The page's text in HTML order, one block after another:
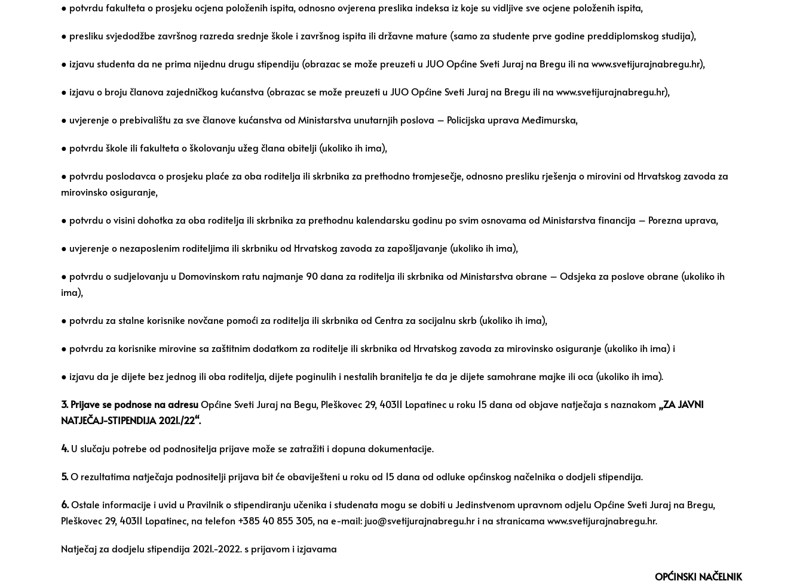
● potvrdu fakulteta o prosjeku ocjena položenih ispita, odnosno ovjerena preslika indeksa iz koje su vidljive sve ocjene položenih ispita,
● presliku svjedodžbe završnog razreda srednje škole i završnog ispita ili državne mature (samo za studente prve godine preddiplomskog studija),
● izjavu studenta da ne prima nijednu drugu stipendiju (obrazac se može preuzeti u JUO Općine Sveti Juraj na Bregu ili na www.svetijurajnabregu.hr),
● izjavu o broju članova zajedničkog kućanstva (obrazac se može preuzeti u JUO Općine Sveti Juraj na Bregu ili na www.svetijurajnabregu.hr),
● uvjerenje o prebivalištu za sve članove kućanstva od Ministarstva unutarnjih poslova – Policijska uprava Međimurska,
● potvrdu škole ili fakulteta o školovanju užeg člana obitelji (ukoliko ih ima),
● potvrdu poslodavca o prosjeku plaće za oba roditelja ili skrbnika za prethodno tromjesečje, odnosno presliku rješenja o mirovini od Hrvatskog zavoda za
mirovinsko osiguranje,
● potvrdu o visini dohotka za oba roditelja ili skrbnika za prethodnu kalendarsku godinu po svim osnovama od Ministarstva financija – Porezna uprava,
● uvjerenje o nezaposlenim roditeljima ili skrbniku od Hrvatskog zavoda za zapošljavanje (ukoliko ih ima),
● potvrdu o sudjelovanju u Domovinskom ratu najmanje 90 dana za roditelja ili skrbnika od Ministarstva obrane – Odsjeka za poslove obrane (ukoliko ih
ima),
● potvrdu za stalne korisnike novčane pomoći za roditelja ili skrbnika od Centra za socijalnu skrb (ukoliko ih ima),
● potvrdu za korisnike mirovine sa zaštitnim dodatkom za roditelje ili skrbnika od Hrvatskog zavoda za mirovinsko osiguranje (ukoliko ih ima) i
● izjavu da je dijete bez jednog ili oba roditelja, dijete poginulih i nestalih branitelja te da je dijete samohrane majke ili oca (ukoliko ih ima).
3. Prijave se podnose na adresuOpćine Sveti Juraj na Begu, Pleškovec 29, 40311 Lopatinec u roku 15 dana od objave natječaja s naznakom „ZA JAVNI
NATJEČAJ-STIPENDIJA 2021./22“.
4.U slučaju potrebe od podnositelja prijave može se zatražiti i dopuna dokumentacije.
5.O rezultatima natječaja podnositelji prijava bit će obaviješteni u roku od 15 dana od odluke općinskog načelnika o dodjeli stipendija.
6.Ostale informacije i uvid u Pravilnik o stipendiranju učenika i studenata mogu se dobiti u Jedinstvenom upravnom odjelu Općine Sveti Juraj na Bregu,
Pleškovec 29, 40311 Lopatinec, na telefon +385 40 855 305, na e-mail: juo@svetijurajnabregu.hr i na stranicama www.svetijurajnabregu.hr.
Natječaj za dodjelu stipendija 2021.-2022. s prijavom i izjavama
OPĆINSKI NAČELNIK